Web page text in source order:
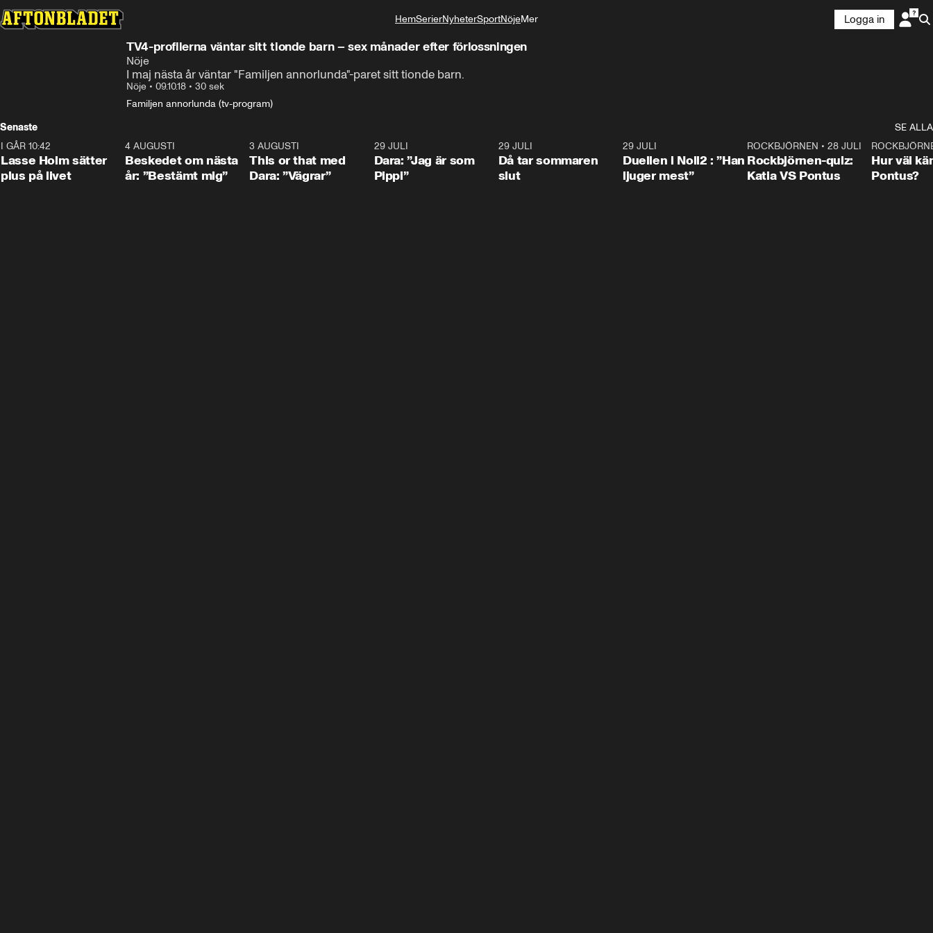
HemSerierNyheterSportNöjeMer
Livsstil
Logga in
TV4-profilerna väntar sitt tionde barn – sex månader efter förlossningen
Nöje
I maj nästa år väntar "Familjen annorlunda"-paret sitt tionde barn.
Nöje • 09.10.18 • 30 sek
Familjen annorlunda (tv-program)
Senaste
SE ALLA
1:04
I GÅR 10:42
Lasse Holm sätter
plus på livet
0:24
4 AUGUSTI
Beskedet om nästa
år: ”Bestämt mig”
3 AUGUSTI
This or that med
Dara: ”Vägrar”
29 JULI
Dara: ”Jag är som
Pippi”
29 JULI
Då tar sommaren
slut
29 JULI
Duellen i Noll2 : ”Han
ljuger mest”
0:15
ROCKBJÖRNEN •28 JULI
Rockbjörnen-quiz:
Katia VS Pontus
Hur väl
Pontus?